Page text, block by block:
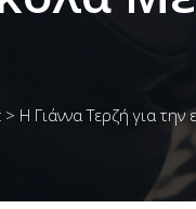
> Η Γιάννα Τερζή για